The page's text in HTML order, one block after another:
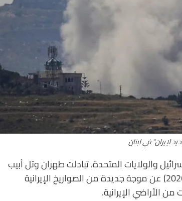
لإيران" في لبنان
والولايات المتحدة، تبادلت طهران وتل أبيب
الضربات الصاروخية. وأعلنت إسرائيل يوم الاثنين (8 يونيو/حزيران 2026) عن موجة جديدة من الصواريخ الإيرانية
الأراضي الإيرانية.